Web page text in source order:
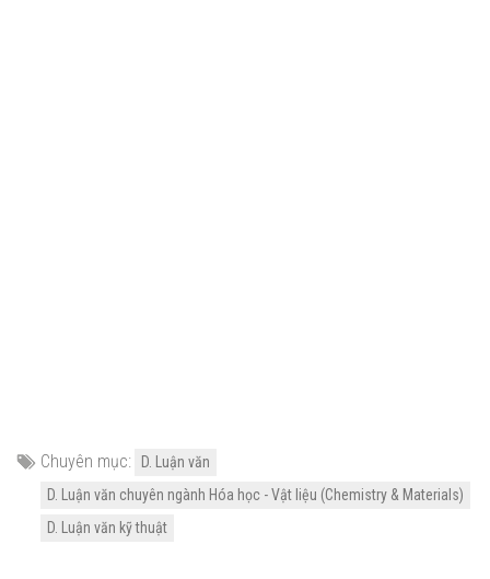
Chuyên mục:
D. Luận văn
D. Luận văn chuyên ngành Hóa học - Vật liệu (Chemistry & Materials)
D. Luận văn kỹ thuật